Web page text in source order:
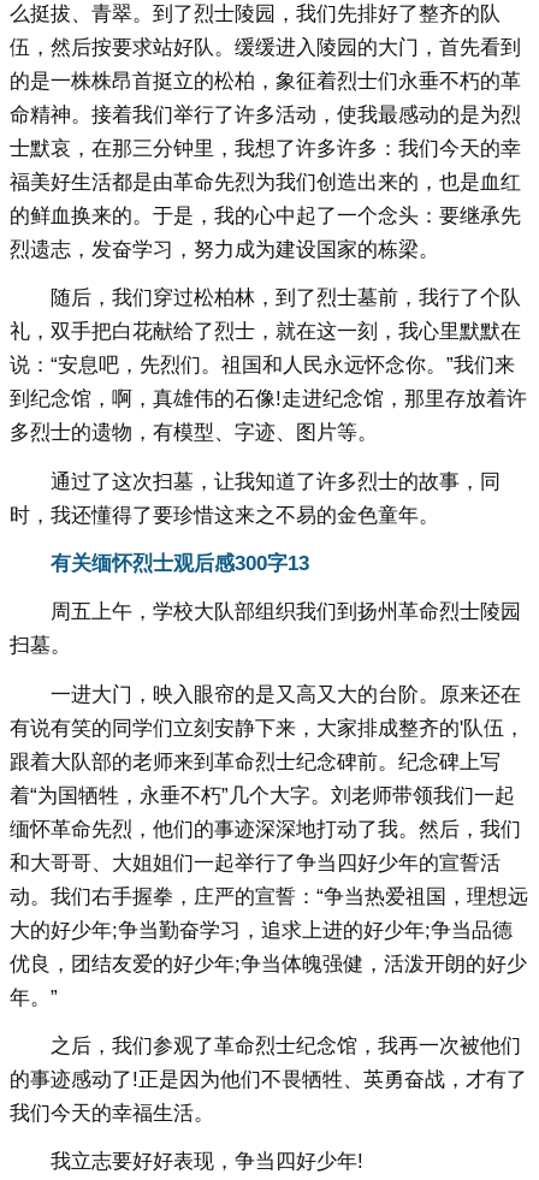
么挺拔、青翠。到了烈士陵园，我们先排好了整齐的队
伍，然后按要求站好队。缓缓进入陵园的大门，首先看到
的是一株株昂首挺立的松柏，象征着烈士们永垂不朽的革
命精神。接着我们举行了许多活动，使我最感动的是为烈
士默哀，在那三分钟里，我想了许多许多：我们今天的幸
福美好生活都是由革命先烈为我们创造出来的，也是血红
的鲜血换来的。于是，我的心中起了一个念头：要继承先
烈遗志，发奋学习，努力成为建设国家的栋梁。
随后，我们穿过松柏林，到了烈士墓前，我行了个队
礼，双手把白花献给了烈士，就在这一刻，我心里默默在
说：“安息吧，先烈们。祖国和人民永远怀念你。”我们来
到纪念馆，啊，真雄伟的石像!走进纪念馆，那里存放着许
多烈士的遗物，有模型、字迹、图片等。
通过了这次扫墓，让我知道了许多烈士的故事，同
时，我还懂得了要珍惜这来之不易的金色童年。
有关缅怀烈士观后感300字13
周五上午，学校大队部组织我们到扬州革命烈士陵园
扫墓。
一进大门，映入眼帘的是又高又大的台阶。原来还在
有说有笑的同学们立刻安静下来，大家排成整齐的'队伍，
跟着大队部的老师来到革命烈士纪念碑前。纪念碑上写
着“为国牺牲，永垂不朽”几个大字。刘老师带领我们一起
缅怀革命先烈，他们的事迹深深地打动了我。然后，我们
和大哥哥、大姐姐们一起举行了争当四好少年的宣誓活
动。我们右手握拳，庄严的宣誓：“争当热爱祖国，理想远
大的好少年;争当勤奋学习，追求上进的好少年;争当品德
优良，团结友爱的好少年;争当体魄强健，活泼开朗的好少
年。”
之后，我们参观了革命烈士纪念馆，我再一次被他们
的事迹感动了!正是因为他们不畏牺牲、英勇奋战，才有了
我们今天的幸福生活。
我立志要好好表现，争当四好少年!